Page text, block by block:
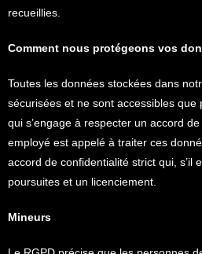
recueillies.
Comment nous protégeons vos
Toutes les données stockées dans
sécurisées et ne sont accessibles que
qui s’engage à respecter un accord
employé est appelé à traiter ces
accord de confidentialité strict qui, s’il
poursuites et un licenciement.
Mineurs